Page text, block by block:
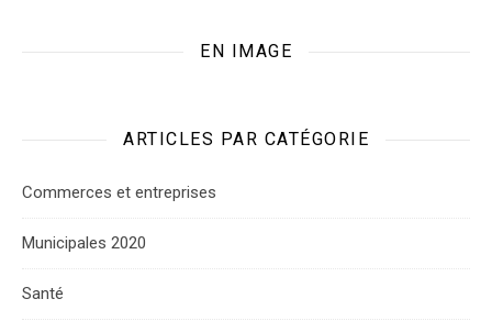
EN IMAGE
ARTICLES PAR CATÉGORIE
Commerces et entreprises
Municipales 2020
Santé